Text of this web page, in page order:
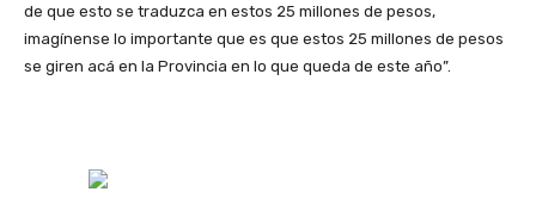
de que esto se traduzca en estos 25 millones de pesos,
imagínense lo importante que es que estos 25 millones de pesos
se giren acá en la Provincia en lo que queda de este año”.